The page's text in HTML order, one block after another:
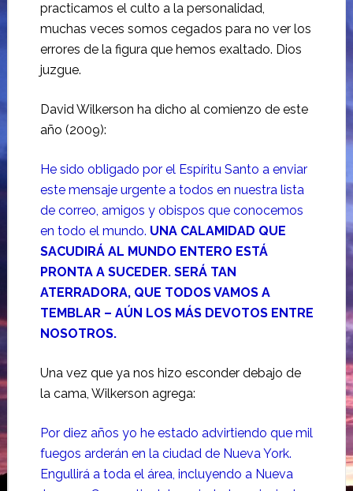
practicamos el culto a la personalidad,
muchas veces somos cegados para no ver los
errores de la figura que hemos exaltado. Dios
juzgue.
David Wilkerson ha dicho al comienzo de este
año (2009):
He sido obligado por el Espíritu Santo a enviar
este mensaje urgente a todos en nuestra lista
de correo, amigos y obispos que conocemos
en todo el mundo. UNACALAMIDAD QUE
SACUDIRÁ AL MUNDO ENTERO ESTÁ
PRONTA A SUCEDER. SERÁ TAN
ATERRADORA, QUE TODOS VAMOS A
TEMBLAR – AÚN LOS MÁS DEVOTOS ENTRE
NOSOTROS.
Una vez que ya nos hizo esconder debajo de
la cama, Wilkerson agrega:
Por diez años yo he estado advirtiendo que mil
fuegos arderán en la ciudad de Nueva York.
Engullirá a toda el área, incluyendo a Nueva